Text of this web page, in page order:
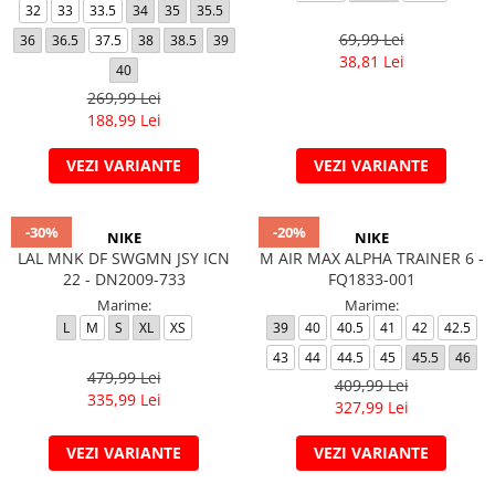
32 33 33.5 34 35
35.5
36
36.5 37.5 38 38.5
39
40
269,99 Lei
188,99 Lei
VEZI VARIANTE
69,99 Lei
38,81 Lei
VEZI VARIANTE
-30% NIKE
LAL MNK DF SWGMN JSY ICN
22 - DN2009-733
Marime:
L M S XL XS
479,99 Lei
335,99 Lei
VEZI VARIANTE
-20% NIKE
M AIR MAX ALPHA TRAINER 6 -
FQ1833-001
Marime:
39 40 40.5 41 42
42.5
43
44 44.5 45 45.5 46
409,99 Lei
327,99 Lei
VEZI VARIANTE